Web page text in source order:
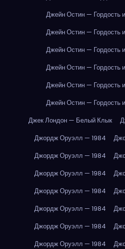
Джейн Остин — Гордость
Джейн Остин — Гордость
Джейн Остин — Гордость
Джейн Остин — Гордость
Джейн Остин — Гордость
Джейн Остин — Гордость
Джек Лондон — Белый Клык
Джордж Оруэлл — 1984
Джордж Оруэлл — 1984
Джордж Оруэлл — 1984
Джордж Оруэлл — 1984
Джордж Оруэлл — 1984
Джордж Оруэлл — 1984
Джордж Оруэлл — 1984